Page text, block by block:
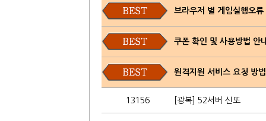
브라우저 별 게임실행오
쿠폰 확인 및 사용방법 안
원격지원 서비스 요청 방
13156 [광복] 52서버 신또